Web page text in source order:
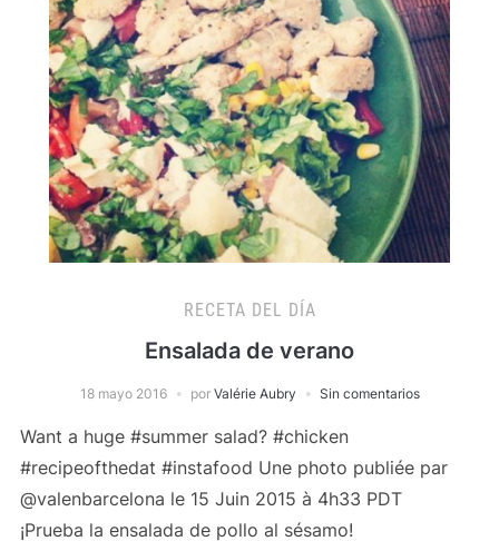
RECETA DEL DÍA
Ensalada de verano
18 mayo 2016 por Valérie Aubry Sin comentarios
Want a huge #summer salad? #chicken
#recipeofthedat #instafood Une photo publiée par
@valenbarcelona le 15 Juin 2015 à 4h33 PDT
¡Prueba la ensalada de pollo al sésamo!